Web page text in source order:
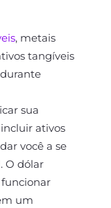
, metais
tangíveis
sua
ativos
você a se
O dólar
um